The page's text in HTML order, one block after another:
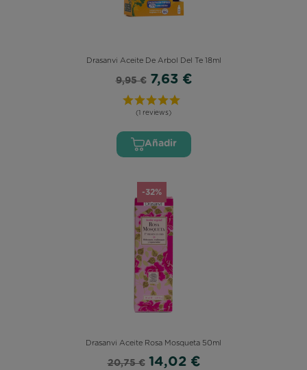
Drasanvi Aceite De Arbol Del Te 18ml
9,95 € 7,63 €
(1 reviews)
Añadir
Drasanvi Aceite Rosa Mosqueta 50ml
20,75 € 14,02 €
-32%